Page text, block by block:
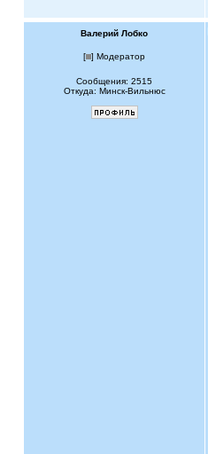
Валерий Лобко
[ ] Модератор
Сообщения: 2515
Откуда: Минск-Вильнюс